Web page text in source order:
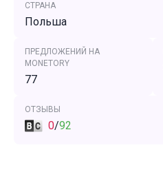
СТРАНА
Польша
ПРЕДЛОЖЕНИЙ НА
MONETORY
77
ОТЗЫВЫ
0/92